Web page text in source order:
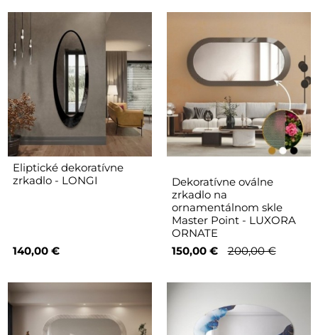
Eliptické dekoratívne
zrkadlo - LONGI
140,00 €
Dekoratívne oválne
zrkadlo na
ornamentálnom skle
Master Point - LUXORA
ORNATE
150,00 €
200,00 €